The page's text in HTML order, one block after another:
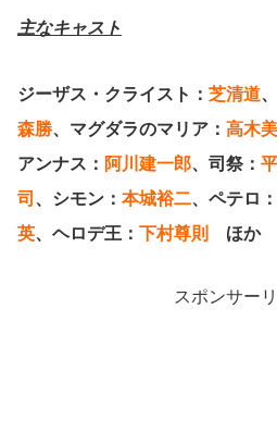
主なキャスト
ジーザス・クライスト： 芝清道
森勝、マグダラのマリア： 高木
アンナス： 阿川建一郎、司祭：
司 、シモン： 本城裕二、ペテロ：
英、ヘロデ王： 下村尊則 ほか
スポンサー